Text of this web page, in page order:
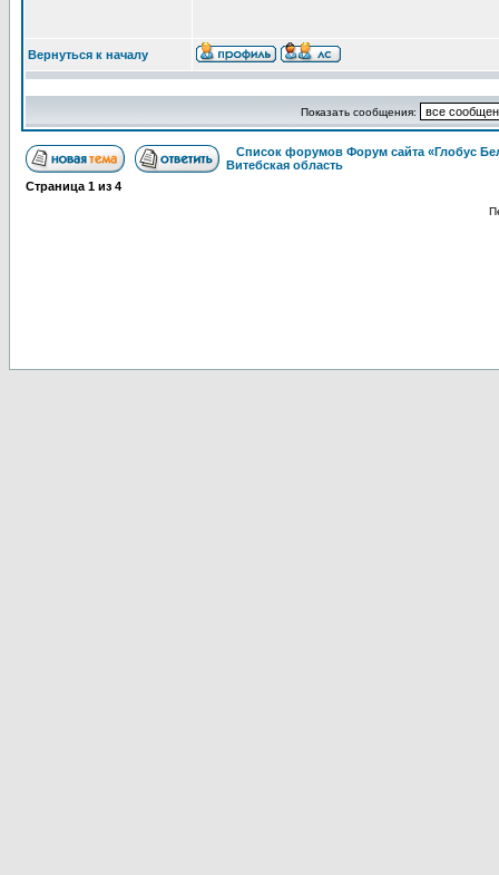
Вернуться к началу
Показать сообщения:
Список форумов Форум сайта «Глобус
Витебская область
Страница 1 из 4